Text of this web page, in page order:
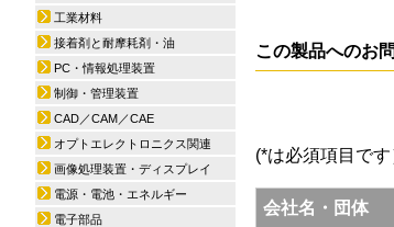
この製品へのお
(*は必須項目です
会社名・団体
工業材料
接着剤と耐摩耗剤・油
PC・情報処理装置
制御・管理装置
CAD／CAM／CAE
オプトエレクトロニクス関連
画像処理装置・ディスプレイ
電源・電池・エネルギー
電子部品